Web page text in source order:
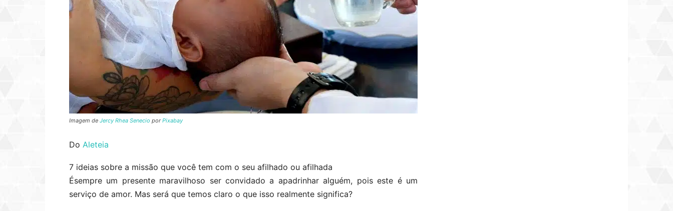
Imagem de Jercy Rhea Senecio porPixabay
Do Aleteia
7 ideias sobre a missão que você tem com o seu afilhado ou afilhada
Ésempre um presente maravilhoso ser convidado a apadrinhar alguém, pois este é um
serviço de amor. Mas será que temos claro o que isso realmente significa?